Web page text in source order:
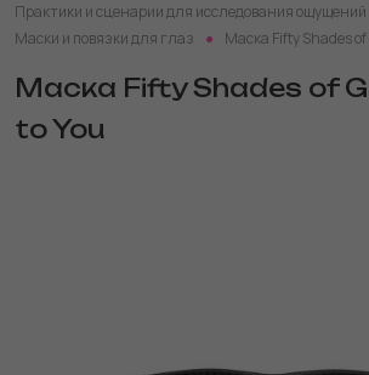
Практики и сценарии для исследования ощущений
Маски и повязки для глаз
Маска Fifty Shades of
Маска Fifty Shades of
to You